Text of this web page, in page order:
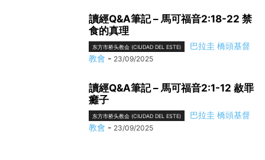
讀經Q&A筆記 – 馬可福音2:18-22 禁
食的真理
东方市桥头教会 (CIUDAD DEL ESTE)
巴拉圭 橋頭基督
教會 - 23/09/2025
讀經Q&A筆記 – 馬可福音2:1-12 赦罪
癱子
东方市桥头教会 (CIUDAD DEL ESTE)
巴拉圭 橋頭基督
教會 - 23/09/2025